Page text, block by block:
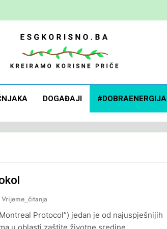
DOGAĐAJI #DOBRAENERGIJA
Protocol”) jedan je od najuspješnijih